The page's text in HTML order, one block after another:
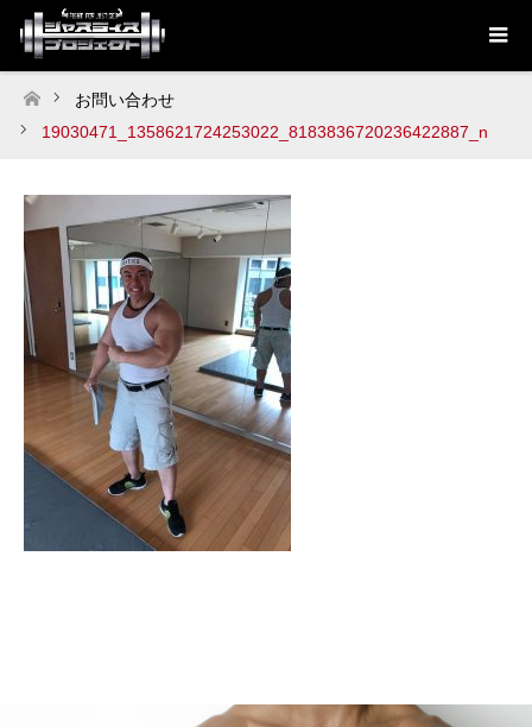
ホーム
お問い合わせ
19030471_1358621724253022_8183836720236422887_n